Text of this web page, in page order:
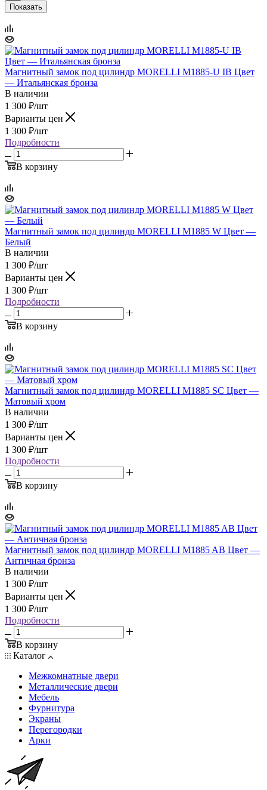
Показать
Магнитный замок под цилиндр MORELLI M1885-U IB Цвет
— Итальянская бронза
В наличии
1 300 ₽/шт
Варианты цен
1 300 ₽/шт
Подробности
В корзину
Магнитный замок под цилиндр MORELLI M1885 W Цвет —
Белый
В наличии
1 300 ₽/шт
Варианты цен
1 300 ₽/шт
Подробности
В корзину
Магнитный замок под цилиндр MORELLI M1885 SC Цвет —
Матовый хром
В наличии
1 300 ₽/шт
Варианты цен
1 300 ₽/шт
Подробности
В корзину
Магнитный замок под цилиндр MORELLI M1885 AB Цвет —
Античная бронза
В наличии
1 300 ₽/шт
Варианты цен
1 300 ₽/шт
Подробности
В корзину
Каталог
Межкомнатные двери
Металлические двери
Мебель
Фурнитура
Экраны
Перегородки
Арки